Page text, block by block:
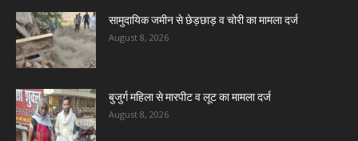
सामुदायिक जमीन से छेड़छाड़ व चोरी का मामला दर्ज
August 8, 2026
बुजुर्ग महिला से मारपीट व लूट का मामला दर्ज
August 8, 2026